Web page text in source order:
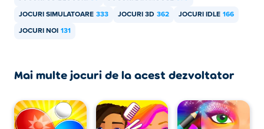
mobile, cum ar fi telefoane și tablete.
JOCURI SIMULATOARE 333 JOCURI 3D 362 JOCURI IDLE 166
JOCURI NOI 131
Mai multe jocuri de la acest dezvoltator